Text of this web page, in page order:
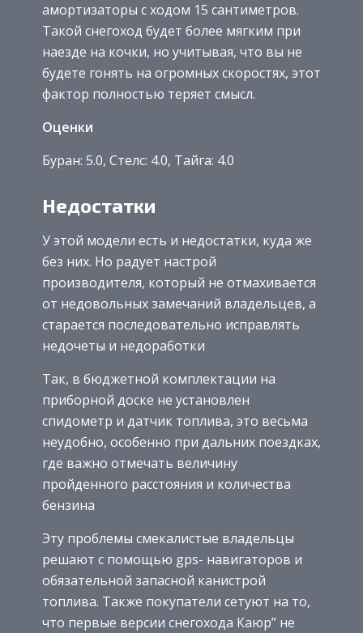
амортизаторы с ходом 15 сантиметров.
Такой снегоход будет более мягким при
наезде на кочки, но учитывая, что вы не
будете гонять на огромных скоростях, этот
фактор полностью теряет смысл.
Оценки
Буран: 5.0, Стелс: 4.0, Тайга: 4.0
Недостатки
У этой модели есть и недостатки, куда же
без них. Но радует настрой
производителя, который не отмахивается
от недовольных замечаний владельцев, а
старается последовательно исправлять
недочеты и недоработки
Так, в бюджетной комплектации на
приборной доске не установлен
спидометр и датчик топлива, это весьма
неудобно, особенно при дальних поездках,
где важно отмечать величину
пройденного расстояния и количества
бензина
Эту проблемы смекалистые владельцы
решают с помощью gps- навигаторов и
обязательной запасной канистрой
топлива. Также покупатели сетуют на то,
что первые версии снегохода Каюр” не